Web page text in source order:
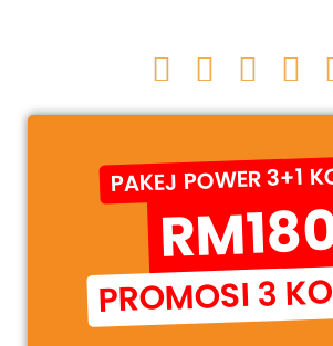
PAKEJ POWER 3+1
PROMOSI 3